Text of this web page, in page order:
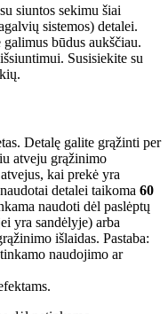
su siuntos sekimu šiai
sistemos) detalei.
būdus aukščiau.
Susisiekite su
Detalę galite grąžinti per
atveju grąžinimo
kai prekė yra
detalei taikoma 60
naudoti dėl paslėptų
yra sandėlyje) arba
išlaidas. Pastaba:
naudojimo ar